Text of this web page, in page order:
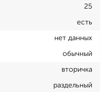
25
есть
нет данных
обычный
вторичка
раздельный